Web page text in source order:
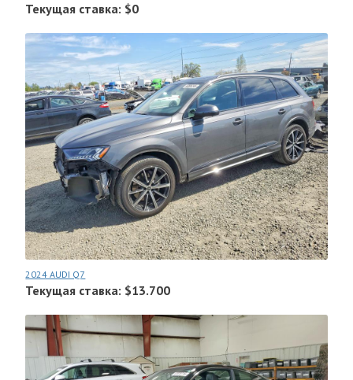
Текущая ставка: $0
2024 AUDI Q7
Текущая ставка: $13.700